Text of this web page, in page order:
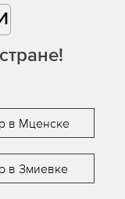
в Мценске
в Змиевке